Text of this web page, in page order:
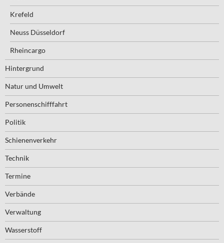
Krefeld
Neuss Düsseldorf
Rheincargo
Hintergrund
Natur und Umwelt
Personenschifffahrt
Politik
Schienenverkehr
Technik
Termine
Verbände
Verwaltung
Wasserstoff